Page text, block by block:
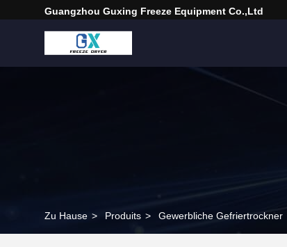
Guangzhou Guxing Freeze Equipment Co.,Ltd
Zu Hause > Produits > Gewerbliche Gefriertrockner